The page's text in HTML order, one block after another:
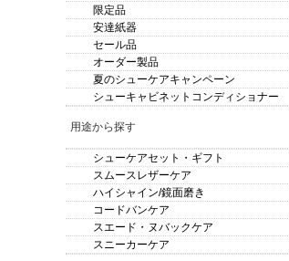
限定品
安達紙器
セール品
オーダー製品
夏のシューケアキャンペーン
シューキャビネットコンディショナー
用途から探す
シューケアセット・ギフト
スムースレザーケア
ハイシャイン/鏡面磨き
コードバンケア
スエード・ヌバックケア
スニーカーケア